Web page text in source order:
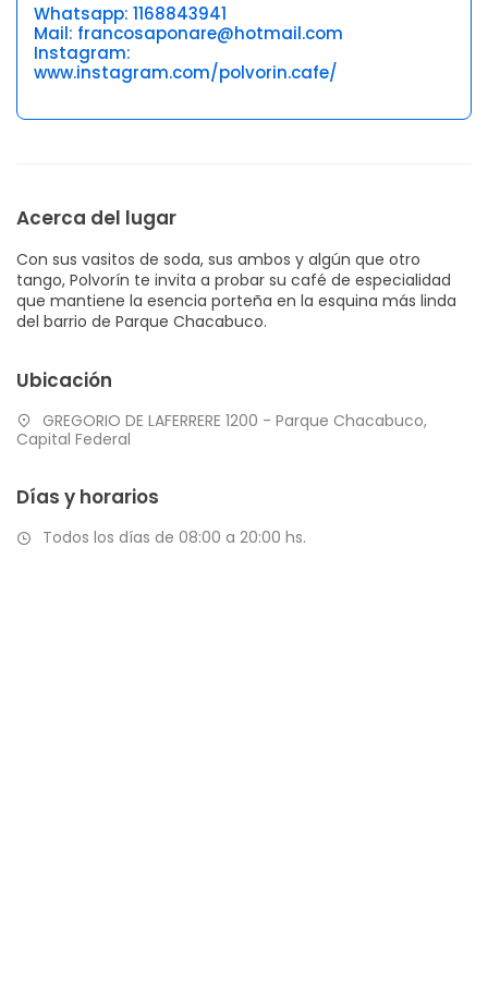
Whatsapp: 1168843941
Mail: francosaponare@hotmail.com
Instagram:
www.instagram.com/polvorin.cafe/
Acerca del lugar
Con sus vasitos de soda, sus ambos y algún que otro
tango, Polvorín te invita a probar su café de especialidad
que mantiene la esencia porteña en la esquina más linda
del barrio de Parque Chacabuco.
Ubicación
GREGORIO DE LAFERRERE 1200 - Parque Chacabuco,
Capital Federal
Días y horarios
Todos los días de 08:00 a 20:00 hs.